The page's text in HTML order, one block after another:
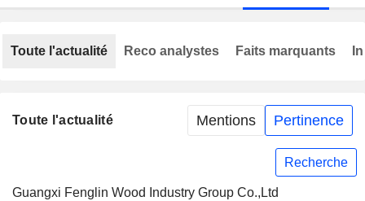
Toute l'actualité Mentions Pertinence
Recherche
Guangxi Fenglin Wood Industry Group Co.,Ltd
Toute l'actualité Reco analystes Faits marquants